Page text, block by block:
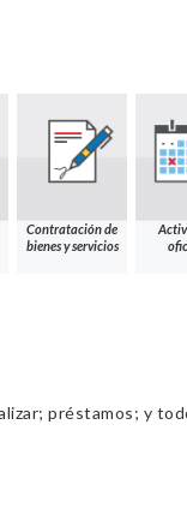
Contratación de
bienes y servicios
préstamos; y